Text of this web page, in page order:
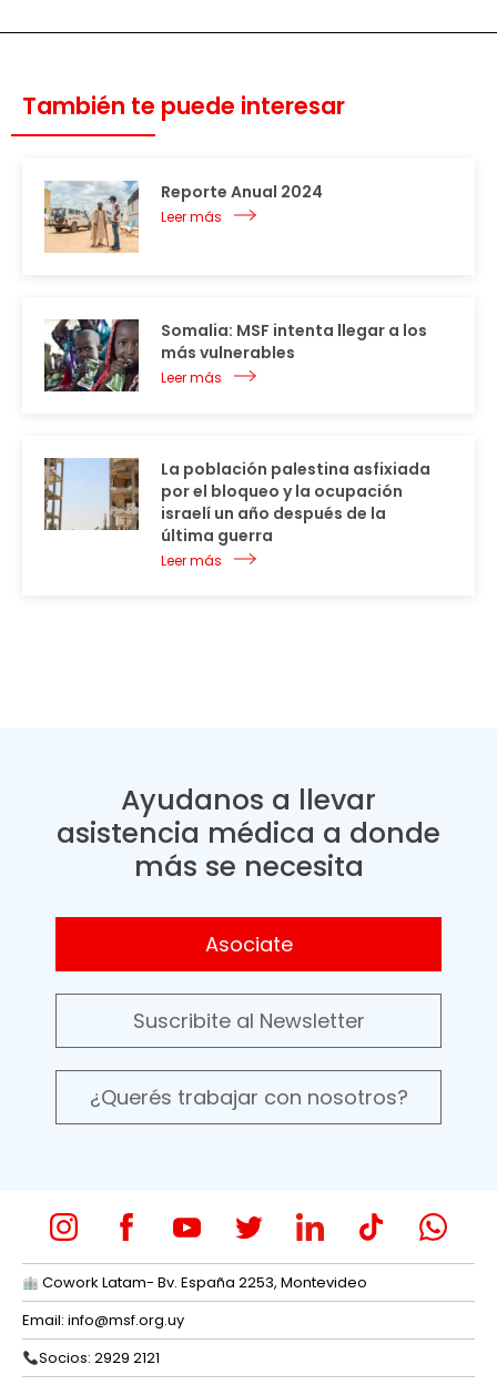
También te puede interesar
Reporte Anual 2024
Leer más
Somalia: MSF intenta llegar a los
más vulnerables
Leer más
La población palestina asfixiada
por el bloqueo y la ocupación
israelí un año después de la
última guerra
Leer más
Ayudanos a llevar
asistencia médica a donde
más se necesita
Asociate
Suscribite al Newsletter
¿Querés trabajar con nosotros?
Cowork Latam- Bv. España 2253, Montevideo
Email: info@msf.org.uy
Socios: 2929 2121